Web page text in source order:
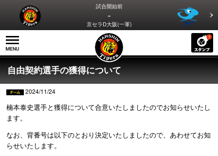
試合開始前
-
京セラD大阪(一軍)
自由契約選手の獲得について
2024/11/24
楠本泰史選手と獲得について合意いたしましたのでお知らせいたし
ます。
なお、背番号は以下のとおり決定いたしましたので、あわせてお知
らせいたします。